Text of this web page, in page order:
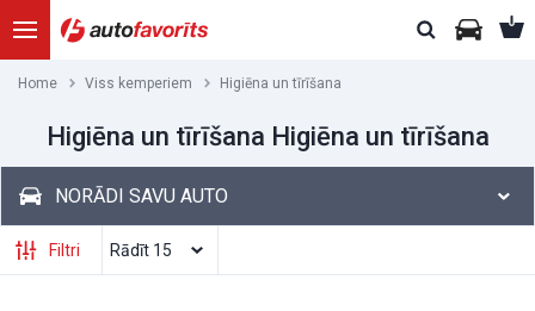
Home Viss kemperiem Higiēna un tīrīšana
Higiēna un tīrīšana Higiēna un tīrīšana
NORĀDI SAVU AUTO
Filtri